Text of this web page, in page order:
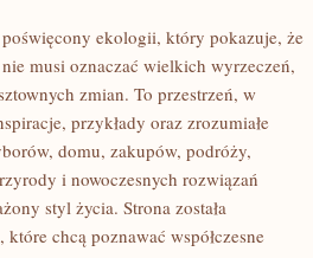
ekologii, który pokazuje, że
musi oznaczać wielkich wyrzeczeń,
zmian. To przestrzeń, w
przykłady oraz zrozumiałe
domu, zakupów, podróży,
i nowoczesnych rozwiązań
styl życia. Strona została
chcą poznawać współczesne